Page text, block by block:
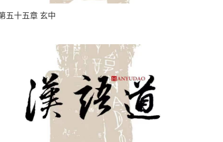
五十五章 玄中